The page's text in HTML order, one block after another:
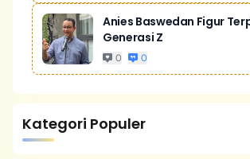
Anies Baswedan Figur
Generasi Z
0 0
Kategori Populer